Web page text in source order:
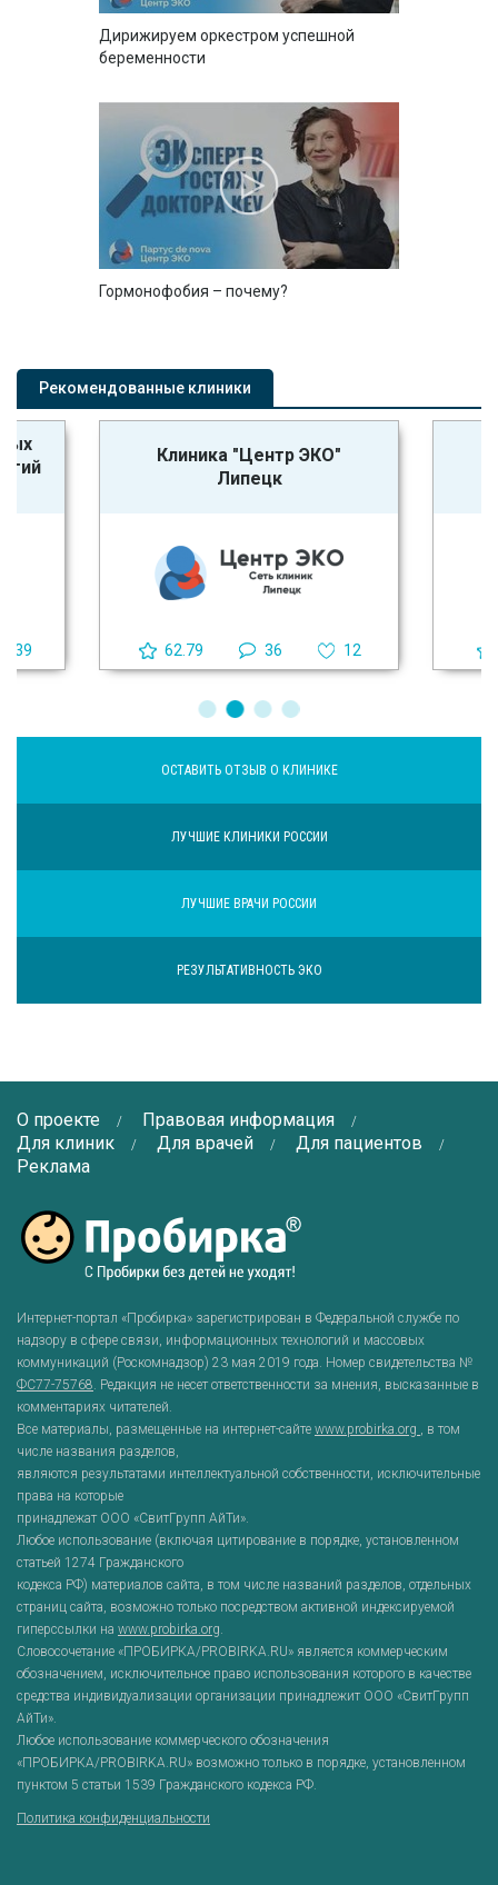
Дирижируем оркестром успешной
беременности
Гормонофобия – почему?
Рекомендованные клиники
39
Клиника "Центр ЭКО"
Липецк
62.79 36 12
ОСТАВИТЬ ОТЗЫВ О КЛИНИКЕ
ЛУЧШИЕ КЛИНИКИ РОССИИ
ЛУЧШИЕ ВРАЧИ РОССИИ
РЕЗУЛЬТАТИВНОСТЬ ЭКО
О проекте
Правовая информация
Для клиник
Для врачей
Для пациентов
Реклама
Интернет-портал «Пробирка» зарегистрирован в Федеральной службе по
надзору в сфере связи, информационных технологий и массовых
коммуникаций (Роскомнадзор) 23 мая 2019 года. Номер свидетельства №
ФС77-75768. Редакция не несет ответственности за мнения, высказанные в
комментариях читателей.
Все материалы, размещенные на интернет-сайте www.probirka.org , в том
числе названия разделов,
являются результатами интеллектуальной собственности, исключительные
права на которые
принадлежат ООО «СвитГрупп АйТи».
Любое использование (включая цитирование в порядке, установленном
статьей 1274 Гражданского
кодекса РФ) материалов сайта, в том числе названий разделов, отдельных
страниц сайта, возможно только посредством активной индексируемой
гиперссылки на www.probirka.org.
Словосочетание «ПРОБИРКА/PROBIRKA.RU» является коммерческим
обозначением, исключительное право использования которого в качестве
средства индивидуализации организации принадлежит ООО «СвитГрупп
АйТи».
Любое использование коммерческого обозначения
«ПРОБИРКА/PROBIRKA.RU» возможно только в порядке, установленном
пунктом 5 статьи 1539 Гражданского кодекса РФ.
Политика конфиденциальности